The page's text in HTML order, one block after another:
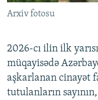
Arxiv fotosu
2026-cı ilin ilk
müqayisədə
aşkarlanan cinayət
tutulanların